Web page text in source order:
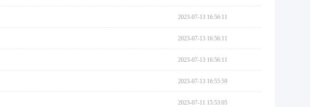
2023-07-13 16:56:11
2023-07-13 16:56:11
2023-07-13 16:56:11
2023-07-13 16:55:59
2023-07-11 15:53:05